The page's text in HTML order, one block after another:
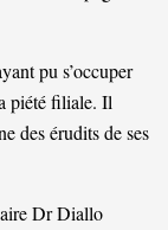
pu s’occuper
piété filiale. Il
des érudits de ses
Dr Diallo